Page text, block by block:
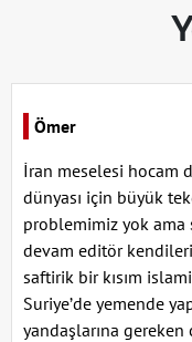
Ömer
İran meselesi hocam
dünyası için büyük
problemimiz yok ama
devam editör
saftirik bir kısım
Suriye’de yemende
yandaşlarına